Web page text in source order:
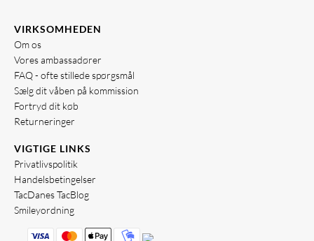
VIRKSOMHEDEN
Om os
Vores ambassadører
FAQ - ofte stillede spørgsmål
Sælg dit våben på kommission
Fortryd dit køb
Returneringer
VIGTIGE LINKS
Privatlivspolitik
Handelsbetingelser
TacDanes TacBlog
Smileyordning